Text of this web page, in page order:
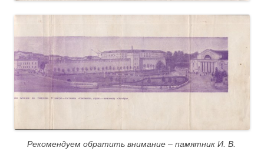
Рекомендуем обратить внимание – памятник И. В.